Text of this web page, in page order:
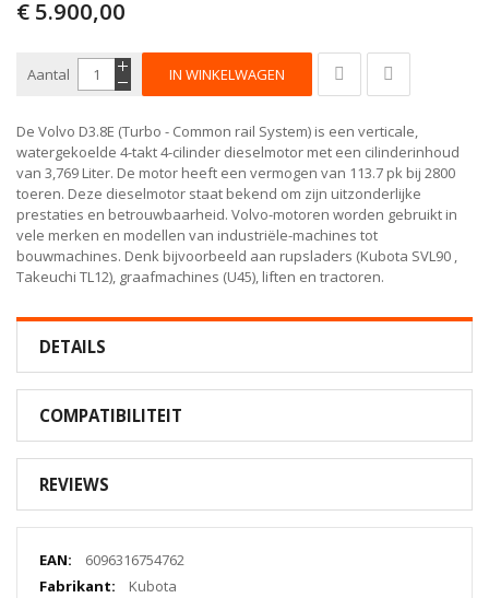
€ 5.900,00
Aantal IN WINKELWAGEN
De Volvo D3.8E (Turbo - Common rail System) is een verticale,
watergekoelde 4-takt 4-cilinder dieselmotor met een cilinderinhoud
van 3,769 Liter. De motor heeft een vermogen van 113.7 pk bij 2800
toeren. Deze dieselmotor staat bekend om zijn uitzonderlijke
prestaties en betrouwbaarheid. Volvo-motoren worden gebruikt in
vele merken en modellen van industriële-machines tot
bouwmachines. Denk bijvoorbeeld aan rupsladers (Kubota SVL90 ,
Takeuchi TL12), graafmachines (U45), liften en tractoren.
DETAILS
COMPATIBILITEIT
REVIEWS
Meer
informatie
6096316754762
Kubota